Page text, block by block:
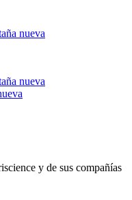
nueva
nueva
y de sus compañías